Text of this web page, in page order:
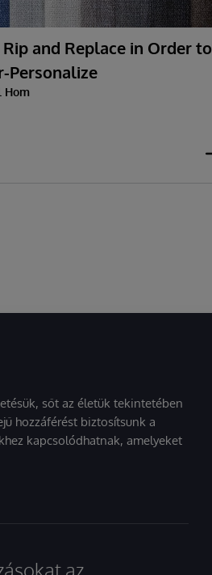
Rip and Replace in Order to
Personalize
Hom
sőt az életük tekintetében
hozzáférést biztosítsunk a
kapcsolódhatnak, amelyeket
az